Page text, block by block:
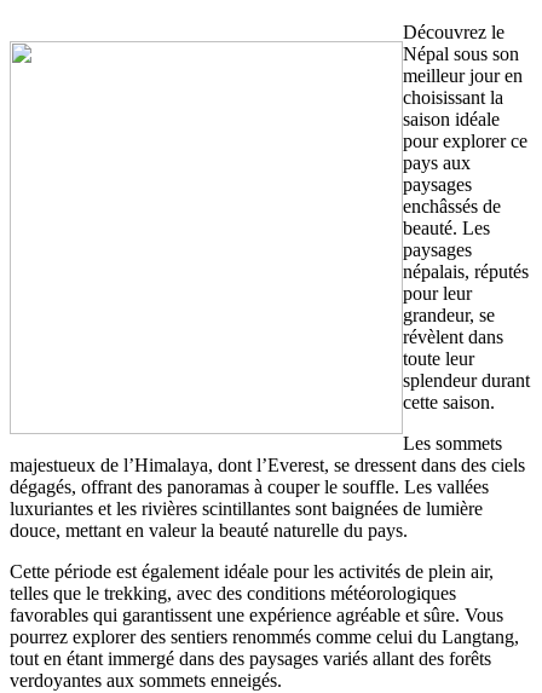
Découvrez le
Népal sous son
meilleur jour en
choisissant la
saison idéale
pour explorer ce
pays aux
paysages
enchâssés de
beauté. Les
paysages
népalais, réputés
pour leur
grandeur, se
révèlent dans
toute leur
splendeur durant
cette saison.
Les sommets
majestueux de l’Himalaya, dont l’Everest, se dressent dans des ciels
dégagés, offrant des panoramas à couper le souffle. Les vallées
luxuriantes et les rivières scintillantes sont baignées de lumière
douce, mettant en valeur la beauté naturelle du pays.
Cette période est également idéale pour les activités de plein air,
telles que le trekking, avec des conditions météorologiques
favorables qui garantissent une expérience agréable et sûre. Vous
pourrez explorer des sentiers renommés comme celui du Langtang,
tout en étant immergé dans des paysages variés allant des forêts
verdoyantes aux sommets enneigés.